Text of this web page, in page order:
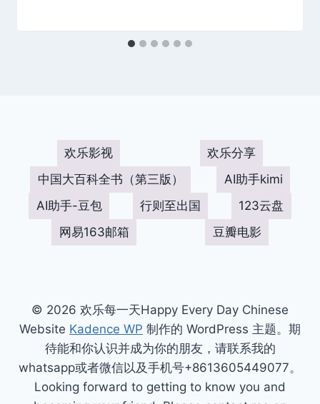
欢乐影视
欢乐分享
中国大百科全书（第三版）
AI助手kimi
AI助手-豆包
行则至出国
123云盘
网易163邮箱
豆瓣电影
© 2026 欢乐每一天Happy Every Day Chinese
Website Kadence WP 制作的 WordPress 主题。期
待能和你认识并成为你的朋友，请联系我的
whatsapp或者微信以及手机号+8613605449077。
Looking forward to getting to know you and